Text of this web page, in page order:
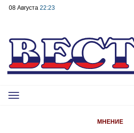
08 Августа 22:23
Toggle
МНЕНИЕ